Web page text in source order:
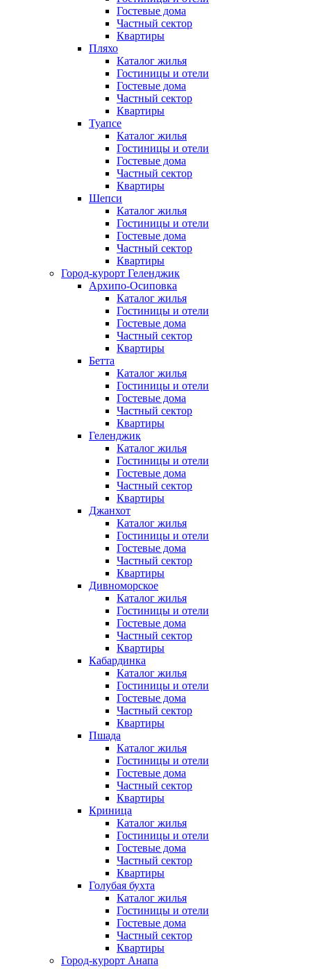
Гостевые дома
Частный сектор
Квартиры
Пляхо
Каталог жилья
Гостиницы и отели
Гостевые дома
Частный сектор
Квартиры
Туапсе
Каталог жилья
Гостиницы и отели
Гостевые дома
Частный сектор
Квартиры
Шепси
Каталог жилья
Гостиницы и отели
Гостевые дома
Частный сектор
Квартиры
Город-курорт Геленджик
Архипо-Осиповка
Каталог жилья
Гостиницы и отели
Гостевые дома
Частный сектор
Квартиры
Бетта
Каталог жилья
Гостиницы и отели
Гостевые дома
Частный сектор
Квартиры
Геленджик
Каталог жилья
Гостиницы и отели
Гостевые дома
Частный сектор
Квартиры
Джанхот
Каталог жилья
Гостиницы и отели
Гостевые дома
Частный сектор
Квартиры
Дивноморское
Каталог жилья
Гостиницы и отели
Гостевые дома
Частный сектор
Квартиры
Кабардинка
Каталог жилья
Гостиницы и отели
Гостевые дома
Частный сектор
Квартиры
Пшада
Каталог жилья
Гостиницы и отели
Гостевые дома
Частный сектор
Квартиры
Криница
Каталог жилья
Гостиницы и отели
Гостевые дома
Частный сектор
Квартиры
Голубая бухта
Каталог жилья
Гостиницы и отели
Гостевые дома
Частный сектор
Квартиры
Город-курорт Анапа